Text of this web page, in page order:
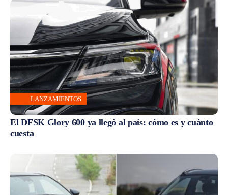
LANZAMIENTOS
El DFSK Glory 600 ya llegó al país: cómo es y cuánto
cuesta